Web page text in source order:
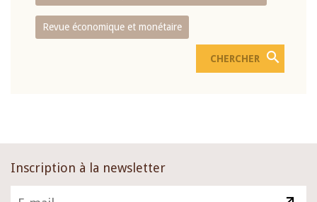
Revue économique et monétaire
Inscription à la newsletter